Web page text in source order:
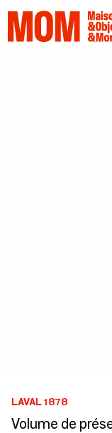
LAVAL 1878
Volume de